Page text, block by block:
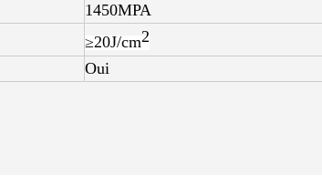
1450MPA
≥20J/cm2
Oui